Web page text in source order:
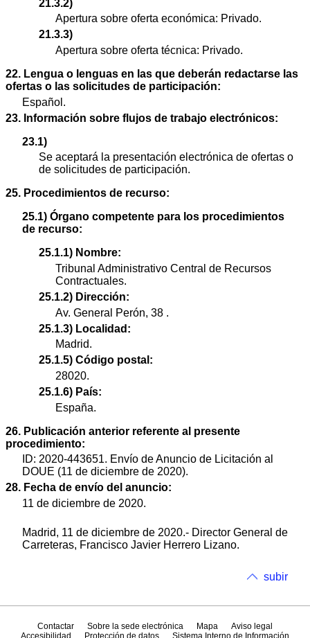
21.3.2)
Apertura sobre oferta económica: Privado.
21.3.3)
Apertura sobre oferta técnica: Privado.
22. Lengua o lenguas en las que deberán redactarse las
ofertas o las solicitudes de participación:
Español.
23. Información sobre flujos de trabajo electrónicos:
23.1)
Se aceptará la presentación electrónica de ofertas o
de solicitudes de participación.
25. Procedimientos de recurso:
25.1) Órgano competente para los procedimientos
de recurso:
25.1.1) Nombre:
Tribunal Administrativo Central de Recursos
Contractuales.
25.1.2) Dirección:
Av. General Perón, 38 .
25.1.3) Localidad:
Madrid.
25.1.5) Código postal:
28020.
25.1.6) País:
España.
26. Publicación anterior referente al presente
procedimiento:
ID: 2020-443651. Envío de Anuncio de Licitación al
DOUE (11 de diciembre de 2020).
28. Fecha de envío del anuncio:
11 de diciembre de 2020.
Madrid, 11 de diciembre de 2020.- Director General de
Carreteras, Francisco Javier Herrero Lizano.
subir
Contactar Sobre la sede electrónica Mapa
Aviso legal
Accesibilidad
Protección de datos Sistema Interno de Información